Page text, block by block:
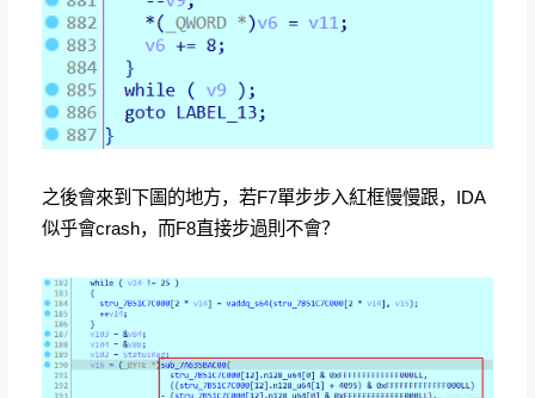
之後會來到下圖的地方，若F7單步步入紅框慢慢跟，IDA
似乎會crash，而F8直接步過則不會？